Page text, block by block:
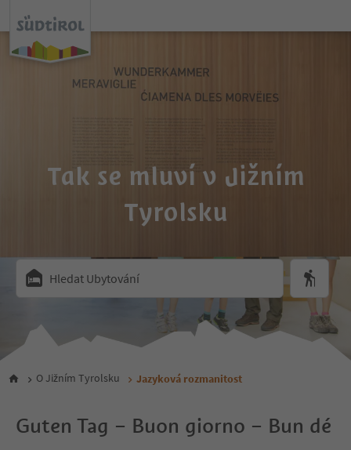
Tak se mluví v Jižním
Tyrolsku
Hledat Ubytování
O Jižním Tyrolsku Jazyková rozmanitost
Guten Tag – Buon giorno – Bun dé